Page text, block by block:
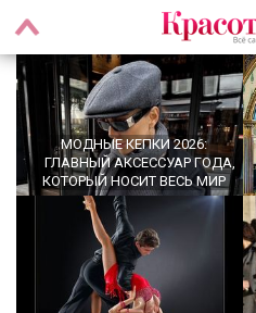
МОДНЫЕ КЕПКИ 2026:
ГЛАВНЫЙ АКСЕССУАР ГОДА,
КОТОРЫЙ НОСИТ ВЕСЬ МИР